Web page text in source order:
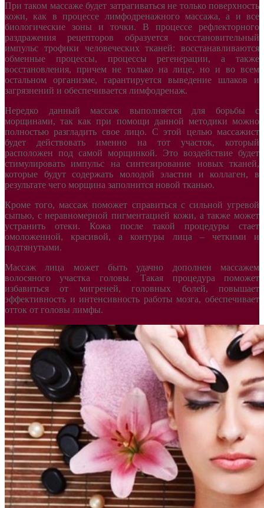
При таком массаже будет затрагиваться не только поверхность
кожи, как в процессе лимфодренажного массажа, а и все
биологические зоны и точки. В процессе рефлекторного
раздражения рецепторов образуется восстановительный
импульс трофики человеческих тканей: восстанавливаются
обменные процессы, процессы регенерации, а также
восстановления, причем не только на лице, но и во всем
остальном организме, гарантируется выведение шлаков и
загрязнений и обеспечивается лимфодренаж.
Нередко данный массаж выполняется для борьбы с
морщинами, так как при помощи данной методики можно
полностью разгладить свое лицо. С этой целью массажист
будет действовать именно на тот участок, который
расположен под самой морщинкой. Это воздействие будет
стимулировать импульс на синтезирование новых тканей,
которые будут содержать молодой эластин и коллаген, в
результате чего морщина заполнится новой тканью.
Кроме того, массаж поможет справиться с сильной угревой
сыпью, с неравномерной пигментацией кожи, а также может
устранить отеки. Кожа после такой процедуры стает
омоложенной, красивой, а контуры лица – четкими и
подтянутыми.
Массаж лица может быть удачно дополнен массажем
волосяного участка головы. Такая процедура поможет
избавиться от мигреней, головных болей, повышает
эффективность и интенсивность работы мозга, обеспечивает
отток от головы лимфы.